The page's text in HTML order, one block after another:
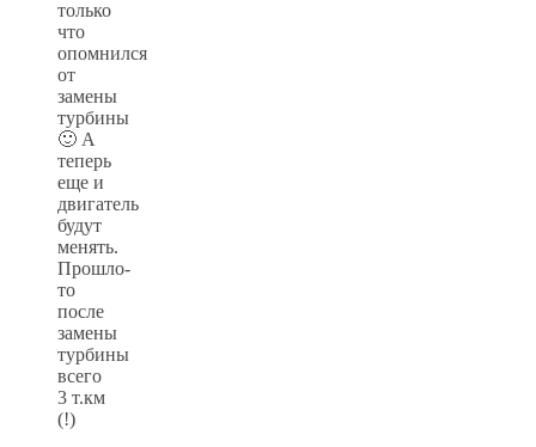
только
что
опомнился
от
замены
турбины
🙂 А
теперь
еще и
двигатель
будут
менять.
Прошло-
то
после
замены
турбины
всего
3 т.км
(!)